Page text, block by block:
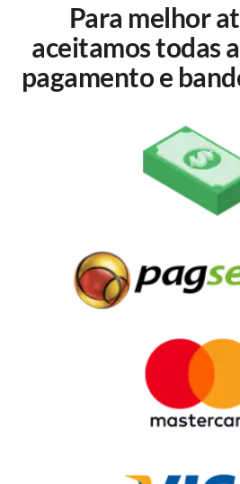
Para melhor
aceitamos todas
pagamento e